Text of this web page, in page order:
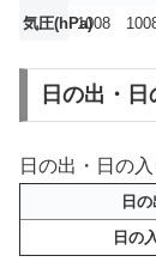
気圧(hPa)1008
日の出・日
日の出・日の
日の
日の